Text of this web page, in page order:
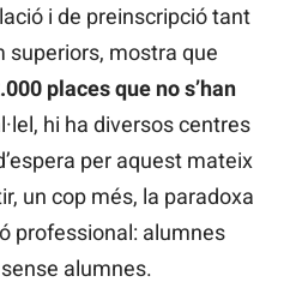
i de preinscripció tant
superiors, mostra que
places que no s’han
hi ha diversos centres
per aquest mateix
un cop més, la paradoxa
professional: alumnes
alumnes.